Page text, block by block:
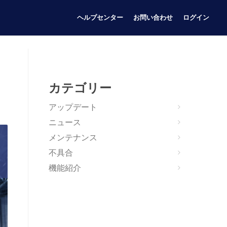
ヘルプセンター お問い合わせ ログイン
カテゴリー
アップデート
ニュース
メンテナンス
不具合
機能紹介